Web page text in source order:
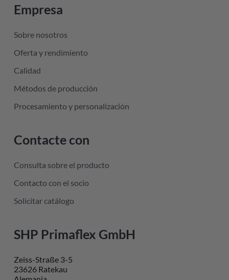
Empresa
Sobre nosotros
Oferta y rendimiento
Calidad
Métodos de producción
Procesamiento y personalización
Contacte con
Consulta sobre el producto
Contacto con el socio
Solicitar catálogo
SHP Primaflex GmbH
Zeiss-Straße 3-5
23626 Ratekau